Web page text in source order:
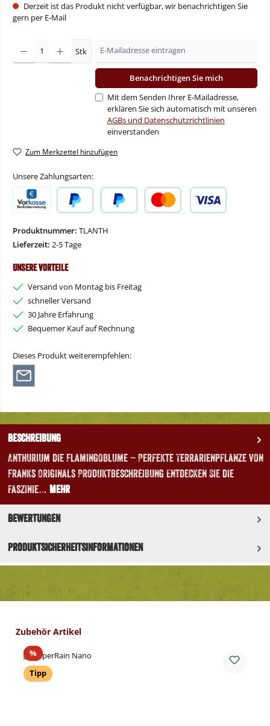
Derzeit ist das Produkt nicht verfügbar, wir benachrichtigen Sie
gern per E-Mail
Stk
Benachrichtigen Sie mich
Mit dem Senden Ihrer E-Mailadresse,
erklären Sie sich automatisch mit unseren
AGBs und Datenschutzrichtlinien
einverstanden
Zum Merkzettel hinzufügen
Unsere Zahlungsarten:
Produktnummer: TLANTH
Lieferzeit: 2-5 Tage
Unsere Vorteile
Versand von Montag bis Freitag
schneller Versand
30 Jahre Erfahrung
Bequemer Kauf auf Rechnung
Dieses Produkt weiterempfehlen:
Beschreibung
Anthurium die Flamingoblume – Perfekte Terrarienpflanze von
Franks Originals Produktbeschreibung Entdecken Sie die
faszinie… Mehr
Bewertungen
Produktsicherheitsinformationen
Produktgalerie überspringen
Zubehör Artikel
%Rabatt
Tipp